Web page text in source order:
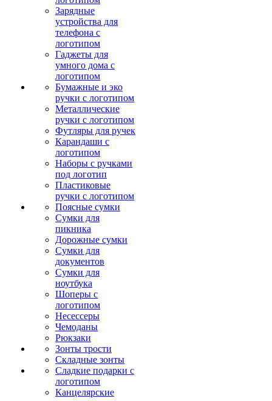
Зарядные
устройства для
телефона с
логотипом
Гаджеты для
умного дома с
логотипом
Бумажные и эко
ручки с логотипом
Металлические
ручки с логотипом
Футляры для ручек
Карандаши с
логотипом
Наборы с ручками
под логотип
Пластиковые
ручки с логотипом
Поясные сумки
Сумки для
пикника
Дорожные сумки
Сумки для
документов
Сумки для
ноутбука
Шоперы с
логотипом
Несессеры
Чемоданы
Рюкзаки
Зонты трости
Складные зонты
Сладкие подарки с
логотипом
Канцелярские